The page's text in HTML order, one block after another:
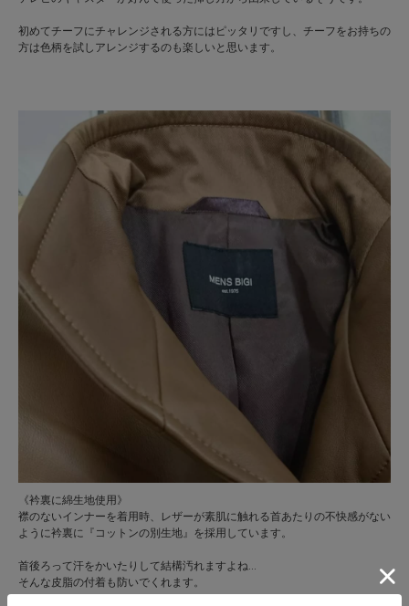
初めてチーフにチャレンジされる方にはピッタリですし、チーフをお持ちの
方は色柄を試しアレンジするのも楽しいと思います。
《衿裏に綿生地使用》
襟のないインナーを着用時、レザーが素肌に触れる首あたりの不快感がない
ように衿裏に『コットンの別生地』を採用しています。
首後ろって汗をかいたりして結構汚れますよね…
そんな皮脂の付着も防いでくれます。